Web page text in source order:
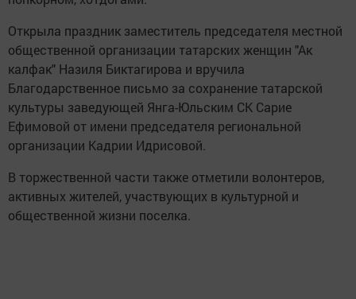
Открыла праздник заместитель председателя местной
общественной организации татарских женщин "Ак
калфак" Назиля Биктагирова и вручила
Благодарственное письмо за сохранение татарской
культуры заведующей Янга-Юльским СК Сарие
Ефимовой от имени председателя региональной
организации Кадрии Идрисовой.
В торжественной части также отметили волонтеров,
активных жителей, участвующих в культурной и
общественной жизни поселка.